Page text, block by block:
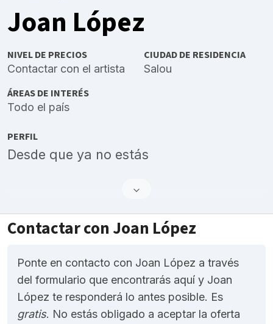
Joan López
NIVEL DE PRECIOS
Contactar con el artista
CIUDAD DE RESIDENCIA
Salou
ÁREAS DE INTERÉS
Todo el país
PERFIL
Desde que ya no estás
Contactar con Joan López
Ponte en contacto con Joan López a través
del formulario que encontrarás aquí y Joan
López te responderá lo antes posible. Es
gratis. No estás obligado a aceptar la oferta